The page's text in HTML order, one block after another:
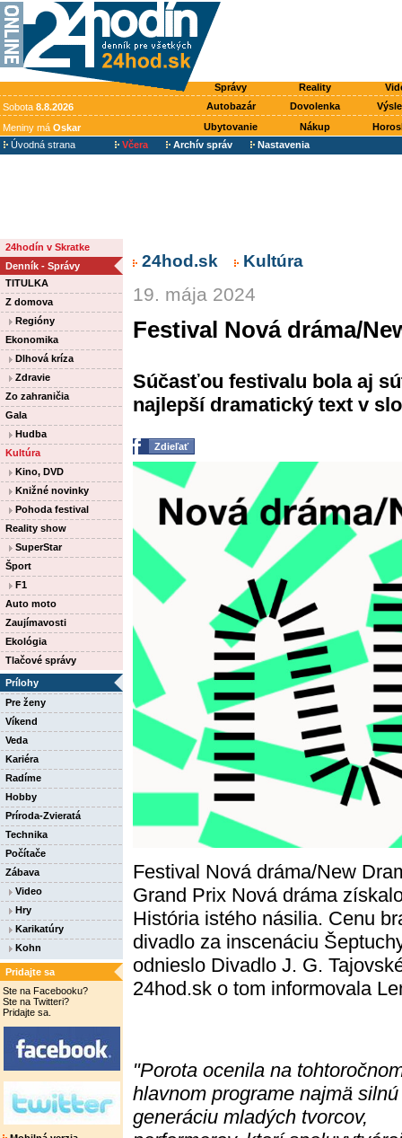
Správy Reality
Sobota 8.8.2026 Autobazár Dovolenka
Meniny má Oskar Ubytovanie Nákup
Úvodná strana
Včera Archív správ Nastavenia
24hodín v Skratke
Denník - Správy
TITULKA
Z domova
Regióny
Ekonomika
Dlhová kríza
Zdravie
Zo zahraničia
Gala
Hudba
Kultúra
Kino, DVD
Knižné novinky
Pohoda festival
Reality show
SuperStar
Šport
F1
Auto moto
Zaujímavosti
Ekológia
Tlačové správy
Prílohy
Pre ženy
Víkend
Veda
Kariéra
Radíme
Hobby
Príroda-Zvieratá
Technika
Počítače
Zábava
Video
Hry
Karikatúry
Kohn
Pridajte sa
Ste na Facebooku?
Ste na Twitteri?
Pridajte sa.
24hod.sk Kultúra
19. mája 2024
Festival Nová dráma/
Súčasťou festivalu bola aj
najlepší dramatický text v
Zdieľať
Festival Nová dráma/New
Grand Prix Nová dráma
História istého násilia. Cenu
divadlo za inscenáciu
odnieslo Divadlo J. G.
24hod.sk o tom informovala
"Porota ocenila na
hlavnom programe najmä silnú
generáciu mladých tvorcov,